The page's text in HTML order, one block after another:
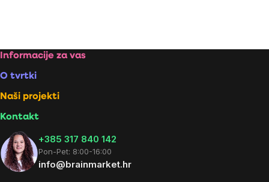
Footer
Informacije za vas
O tvrtki
Naši projekti
Kontakt
+385 317 840 142
Pon-Pet: 8:00-16:00
info@brainmarket.hr